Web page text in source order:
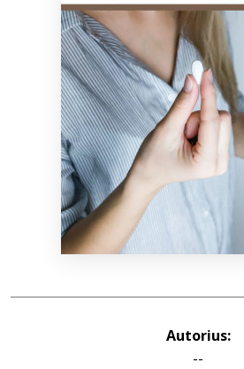
Bibliotekoms
Autorius:
--